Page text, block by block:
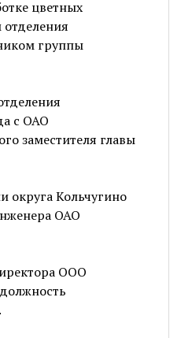
цветных
группы
с ОАО
заместителя главы
округа Кольчугино
ОАО
ООО